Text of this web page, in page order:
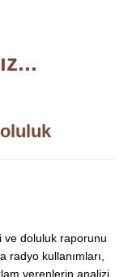
ve doluluk raporunu
radyo kullanımları,
verenlerin analizi,